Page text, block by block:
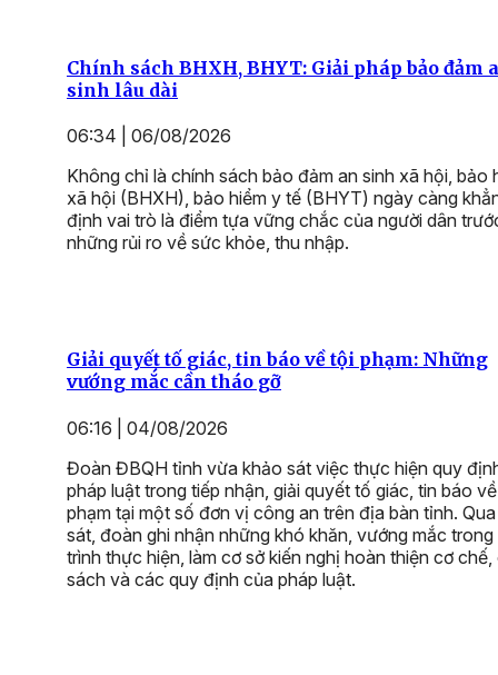
Chính sách BHXH, BHYT: Giải pháp bảo đảm
sinh lâu dài
06:34 | 06/08/2026
Không chỉ là chính sách bảo đảm an sinh xã hội, bảo
xã hội (BHXH), bảo hiểm y tế (BHYT) ngày càng
định vai trò là điểm tựa vững chắc của người dân
những rủi ro về sức khỏe, thu nhập.
Giải quyết tố giác, tin báo về tội phạm: Những
vướng mắc cần tháo gỡ
06:16 | 04/08/2026
Đoàn ĐBQH tỉnh vừa khảo sát việc thực hiện quy
pháp luật trong tiếp nhận, giải quyết tố giác, tin báo
phạm tại một số đơn vị công an trên địa bàn tỉnh.
sát, đoàn ghi nhận những khó khăn, vướng mắc trong
trình thực hiện, làm cơ sở kiến nghị hoàn thiện cơ chế,
sách và các quy định của pháp luật.